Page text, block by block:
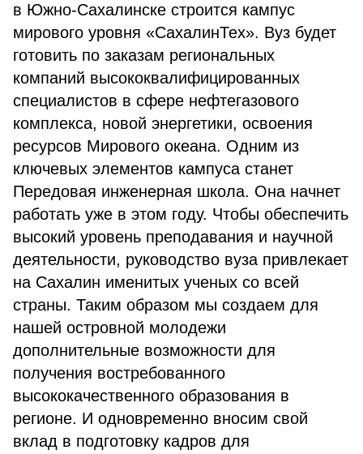
в Южно-Сахалинске строится кампус
мирового уровня «СахалинТех». Вуз будет
готовить по заказам региональных
компаний высококвалифицированных
специалистов в сфере нефтегазового
комплекса, новой энергетики, освоения
ресурсов Мирового океана. Одним из
ключевых элементов кампуса станет
Передовая инженерная школа. Она начнет
работать уже в этом году. Чтобы обеспечить
высокий уровень преподавания и научной
деятельности, руководство вуза привлекает
на Сахалин именитых ученых со всей
страны. Таким образом мы создаем для
нашей островной молодежи
дополнительные возможности для
получения востребованного
высококачественного образования в
регионе. И одновременно вносим свой
вклад в подготовку кадров для